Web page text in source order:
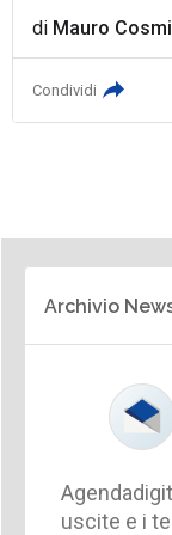
di Mauro Cosmi
Condividi
Archivio
uscite e i